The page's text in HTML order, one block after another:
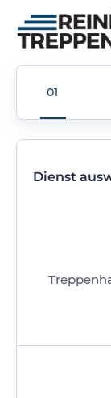
Dienst